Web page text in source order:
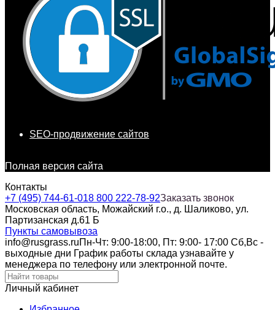
SEO-продвижение сайтов
Полная версия сайта
Контакты
+7 (495) 744-61-018 800 222-78-92Заказать звонок
Московская область, Можайский г.о., д. Шаликово, ул.
Партизанская д.61 Б
Пункты самовывоза
info@rusgrass.ruПн-Чт: 9:00-18:00, Пт: 9:00- 17:00 Сб,Вс -
выходные дни График работы склада узнавайте у
менеджера по телефону или электронной почте.
Личный кабинет